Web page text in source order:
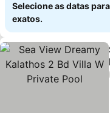
Selecione as datas
exatos.